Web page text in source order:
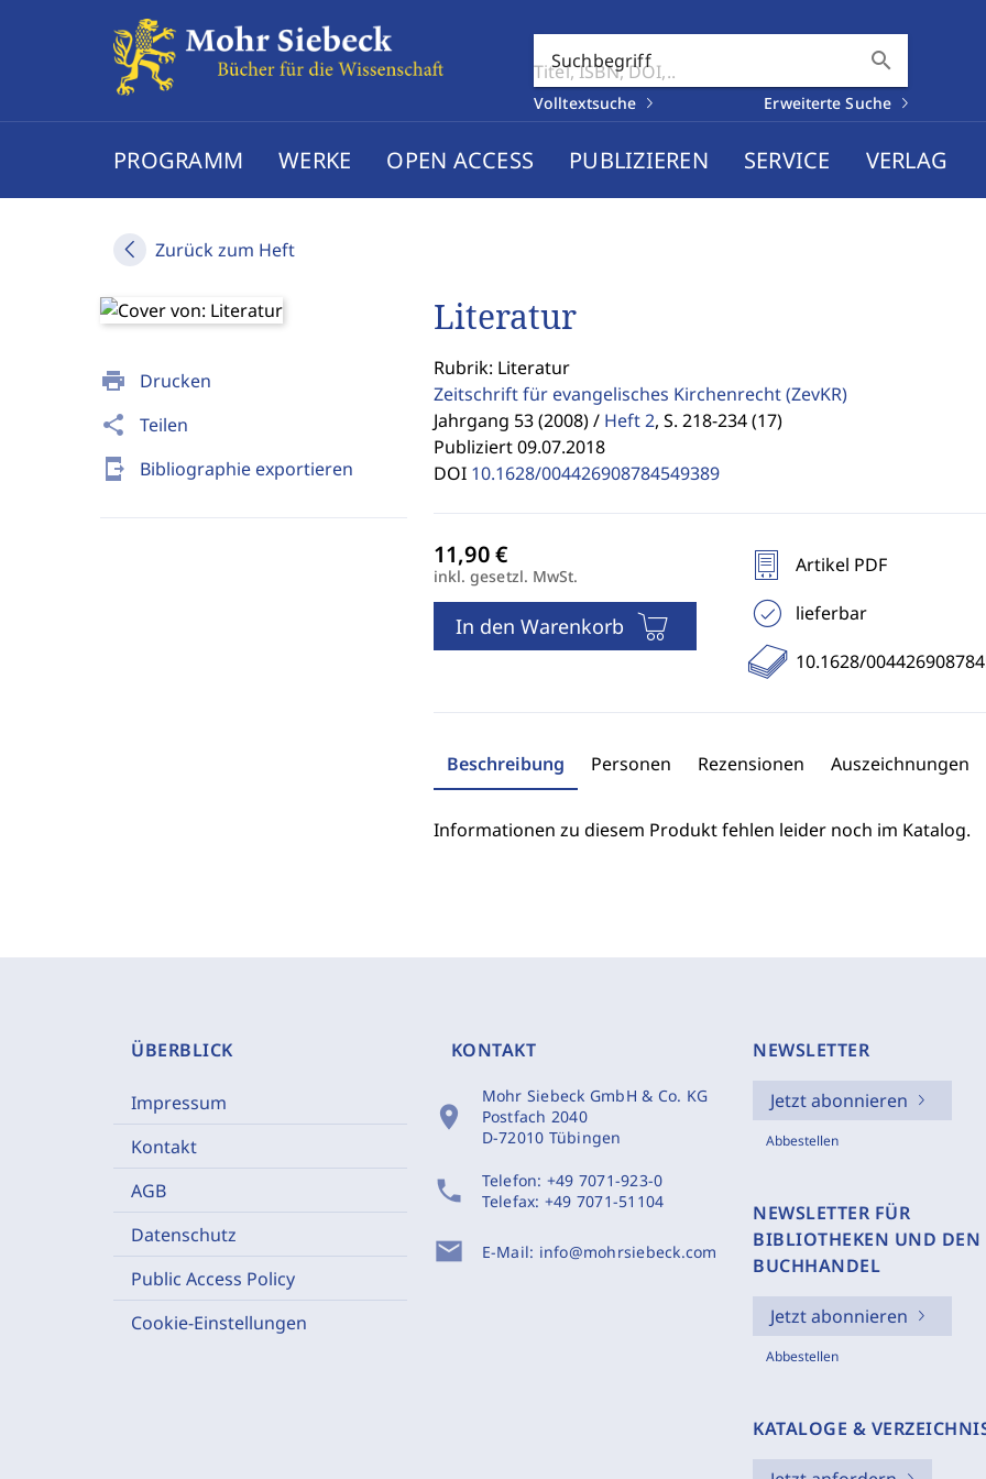
Suchbegriff search
Volltextsuche Erweiterte Suche
PROGRAMM WERKE OPEN ACCESS PUBLIZIEREN SERVICE VERLAG
Zurück zum Heft
print Drucken
share Teilen
send_to_mobile Bibliographie exportieren
Literatur
Rubrik: Literatur
Zeitschrift für evangelisches Kirchenrecht(ZevKR)
Jahrgang 53 (2008) / Heft 2, S. 218-234 (17)
Publiziert 09.07.2018
DOI 10.1628/004426908784549389
inkl. gesetzl. MwSt.
In den Warenkorb
Artikel PDF
lieferbar
10.1628/
Beschreibung Personen Rezensionen Auszeichnungen
Informationen zu diesem Produkt fehlen leider noch im Katalog.
ÜBERBLICK
Impressum
Kontakt
AGB
Datenschutz
Public Access Policy
Cookie-Einstellungen
KONTAKT
location_on
Mohr Siebeck GmbH & Co. KG
Postfach 2040
D-72010 Tübingen
phone Telefon: +49 7071-923-0
Telefax: +49 7071-51104
mail E-Mail: info@mohrsiebeck.com
NEWSLETTER
Jetzt abonnieren
Abbestellen
NEWSLETTER FÜR
BIBLIOTHEKEN UND DEN
BUCHHANDEL
Jetzt abonnieren
Abbestellen
KATALOGE &